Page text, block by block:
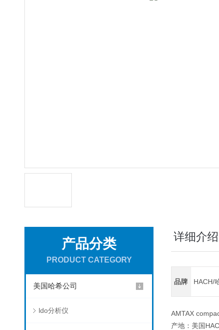
产品分类
PRODUCT CATEGORY
美国哈希公司
ldo分析仪
详细介绍
品牌 HACH/
AMTAX
产地：美国